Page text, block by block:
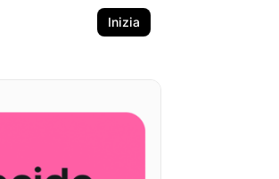
Inizia